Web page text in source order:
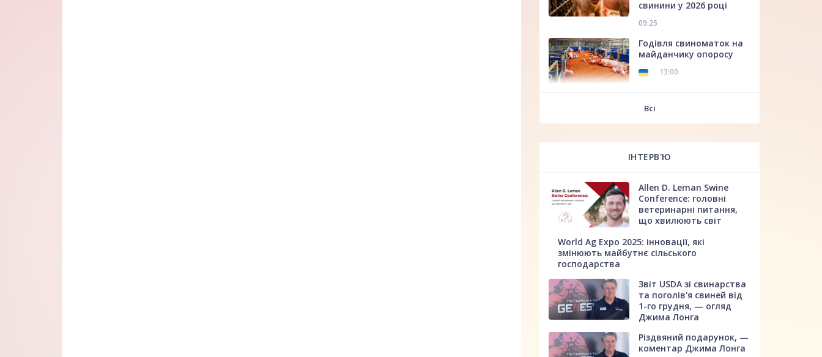
свинини у 2026 році
09:25
Годівля свиноматок на
майданчику опоросу
13:00
Всі
ІНТЕРВ'Ю
Allen D. Leman Swine
Conference: головні
ветеринарні питання,
що хвилюють світ
World Ag Expo 2025: інновації, які
змінюють майбутнє сільського
господарства
Звіт USDA зі свинарства
та поголів'я свиней від
1-го грудня, — огляд
Джима Лонга
Різдвяний подарунок, —
коментар Джима Лонга